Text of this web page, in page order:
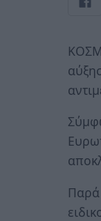
Παρά